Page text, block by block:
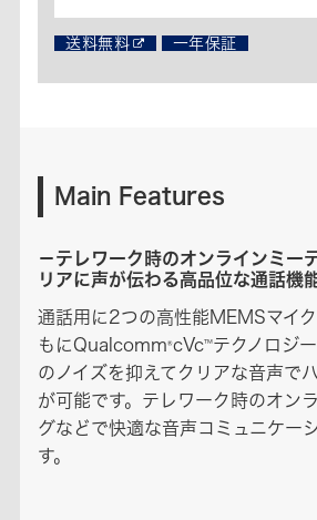
送料無料 一年保証
Main Features
－テレワーク時のオンラインミー
リアに声が伝わる高品位な通話機
通話用に2つの高性能MEMSマイ
もにQualcomm®cVc™テクノロジ
のノイズを抑えてクリアな音声で
が可能です。テレワーク時のオン
グなどで快適な音声コミュニケー
す。